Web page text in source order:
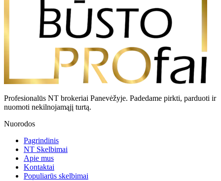
Profesionalūs NT brokeriai Panevėžyje. Padedame pirkti, parduoti ir
nuomoti nekilnojamąjį turtą.
Nuorodos
Pagrindinis
NT Skelbimai
Apie mus
Kontaktai
Populiarūs skelbimai